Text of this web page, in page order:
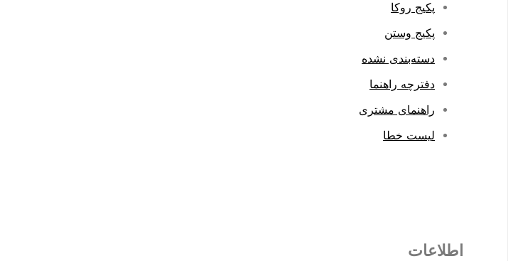
پکیج روکا
پکیج وستن
دسته‌بندی نشده
دفترچه راهنما
راهنمای مشتری
لیست خطا
اطلاعات